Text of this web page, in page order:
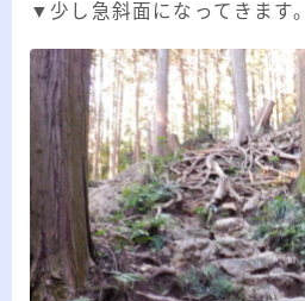
▼少し急斜面になってきます。